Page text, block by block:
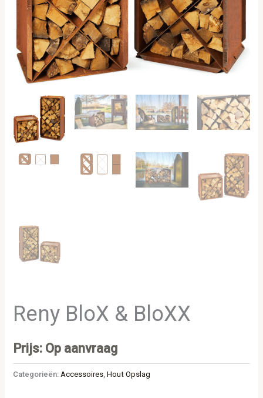
Reny BloX & BloXX
Prijs: Op aanvraag
Categorieën:Accessoires,Hout Opslag